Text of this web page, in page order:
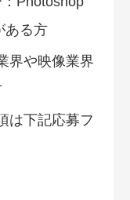
ある方
界や映像業界
は下記応募フ